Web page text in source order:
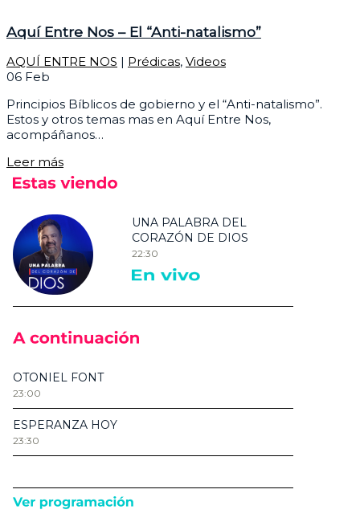
Aquí Entre Nos – El “Anti-natalismo”
AQUÍ ENTRE NOS | Prédicas, Videos
06 Feb
Principios Bíblicos de gobierno y el “Anti-natalismo”.
Estos y otros temas mas en Aquí Entre Nos,
acompáñanos…
Leer más